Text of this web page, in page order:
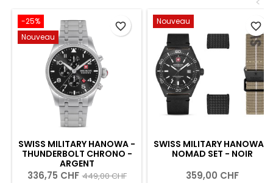
-25%
Nouveau
SWISS MILITARY HANOWA -
THUNDERBOLT CHRONO -
ARGENT
336,75 CHF 449,00 CHF
favorite_border Nouveau
SWISS MILITARY HANOWA -
NOMAD SET - NOIR
359,00 CHF
favorite_border